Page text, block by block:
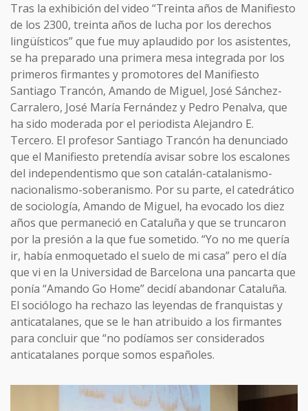
Tras la exhibición del video “Treinta años de Manifiesto
de los 2300, treinta años de lucha por los derechos
lingüísticos” que fue muy aplaudido por los asistentes,
se ha preparado una primera mesa integrada por los
primeros firmantes y promotores del Manifiesto
Santiago Trancón, Amando de Miguel, José Sánchez-
Carralero, José María Fernández y Pedro Penalva, que
ha sido moderada por el periodista Alejandro E.
Tercero. El profesor Santiago Trancón ha denunciado
que el Manifiesto pretendía avisar sobre los escalones
del independentismo que son catalán-catalanismo-
nacionalismo-soberanismo. Por su parte, el catedrático
de sociología, Amando de Miguel, ha evocado los diez
años que permaneció en Cataluña y que se truncaron
por la presión a la que fue sometido. “Yo no me quería
ir, había enmoquetado el suelo de mi casa” pero el día
que vi en la Universidad de Barcelona una pancarta que
ponía “Amando Go Home” decidí abandonar Cataluña.
El sociólogo ha rechazo las leyendas de franquistas y
anticatalanes, que se le han atribuido a los firmantes
para concluir que “no podíamos ser considerados
anticatalanes porque somos españoles.